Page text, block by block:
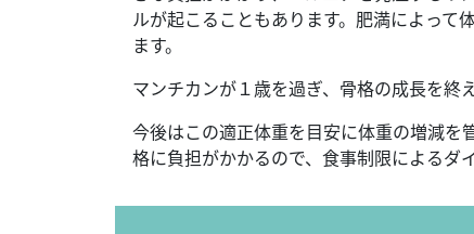
ルが起こることもあります。肥満によって
ます。
マンチカンが１歳を過ぎ、骨格の成長を終
今後はこの適正体重を目安に体重の増減を
格に負担がかかるので、食事制限によるダ